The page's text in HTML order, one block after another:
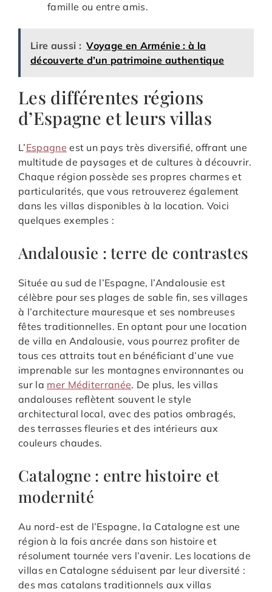
famille ou entre amis.
Lire aussi : Voyage en Arménie : à la
découverte d’un patrimoine authentique
Les différentes régions
d’Espagne et leurs villas
L’Espagne est un pays très diversifié, offrant une
multitude de paysages et de cultures à découvrir.
Chaque région possède ses propres charmes et
particularités, que vous retrouverez également
dans les villas disponibles à la location. Voici
quelques exemples :
Andalousie : terre de contrastes
Située au sud de l’Espagne, l’Andalousie est
célèbre pour ses plages de sable fin, ses villages
à l’architecture mauresque et ses nombreuses
fêtes traditionnelles. En optant pour une location
de villa en Andalousie, vous pourrez profiter de
tous ces attraits tout en bénéficiant d’une vue
imprenable sur les montagnes environnantes ou
sur la mer Méditerranée. De plus, les villas
andalouses reflètent souvent le style
architectural local, avec des patios ombragés,
des terrasses fleuries et des intérieurs aux
couleurs chaudes.
Catalogne : entre histoire et
modernité
Au nord-est de l’Espagne, la Catalogne est une
région à la fois ancrée dans son histoire et
résolument tournée vers l’avenir. Les locations de
villas en Catalogne séduisent par leur diversité :
des mas catalans traditionnels aux villas